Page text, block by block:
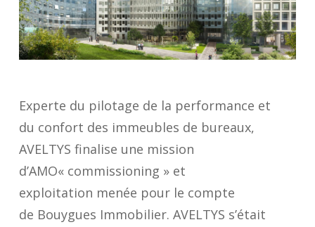
Experte du pilotage de la performance et
du confort des immeubles de bureaux,
AVELTYS finalise une mission
d’AMO« commissioning » et
exploitation menée pour le compte
de Bouygues Immobilier. AVELTYS s’était